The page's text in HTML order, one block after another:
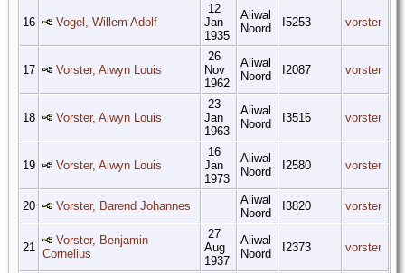
16 Vogel, Willem Adolf
12
Jan
1935
Aliwal
Noord
I5253 vorster
17 Vorster, Alwyn Louis
26
Nov
1962
Aliwal
Noord
I2087 vorster
18 Vorster, Alwyn Louis
23
Jan
1963
Aliwal
Noord
I3516 vorster
19 Vorster, Alwyn Louis
16
Jan
1973
Aliwal
Noord
I2580 vorster
20 Vorster, Barend Johannes
Aliwal
Noord
I3820 vorster
21
Vorster, Benjamin
Cornelius
27
Aug
1937
Aliwal
Noord
I2373 vorster